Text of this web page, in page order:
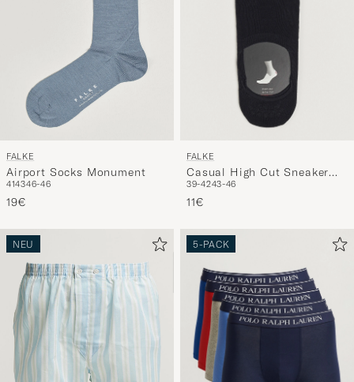
FALKE
Airport Socks Monument
414346-46
19€
FALKE
Casual High Cut Sneaker
Socks Black
39-4243-46
11€
NEU 5-PACK